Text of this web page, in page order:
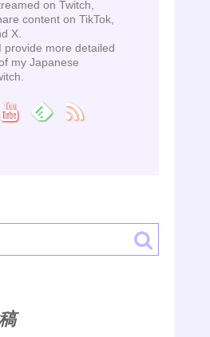
on Twitch,
content on TikTok,
X.
provide more detailed
my Japanese